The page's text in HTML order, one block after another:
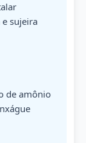
sujeira
de amônio